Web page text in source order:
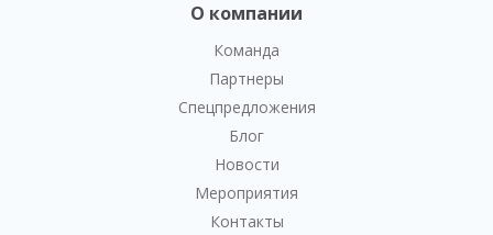
О компании
Команда
Партнеры
Спецпредложения
Блог
Новости
Мероприятия
Контакты